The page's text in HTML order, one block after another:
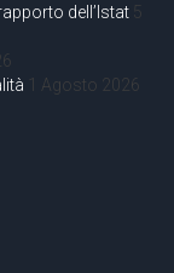
dell’Istat 5
1 Agosto 2026